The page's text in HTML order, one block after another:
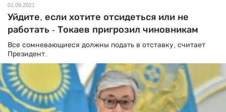
01.09.2021
Уйдите, если хотите отсидеться или не
работать - Токаев пригрозил чиновникам
Все сомневающиеся должны подать в отставку, считает
Президент.